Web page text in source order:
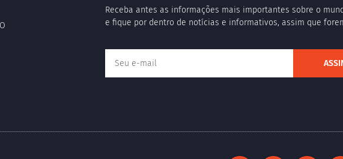
Receba antes as informações mais importantes sobre o
e fique por dentro de notícias e informativos, assim que